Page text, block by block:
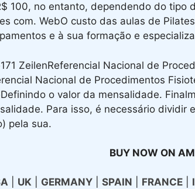
100, no entanto, dependendo do tipo
com. WebO custo das aulas de
e à sua formação e
ZeilenReferencial Nacional de
Nacional de Procedimentos
o valor da mensalidade.
Para isso, é necessário dividir
pela sua.
BUY NOW ON
| UK| GERMANY| SPAIN FRANCE|